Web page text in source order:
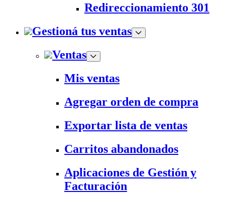
Redireccionamiento 301
Gestioná tus ventas
Ventas
Mis ventas
Agregar orden de compra
Exportar lista de ventas
Carritos abandonados
Aplicaciones de Gestión y
Facturación